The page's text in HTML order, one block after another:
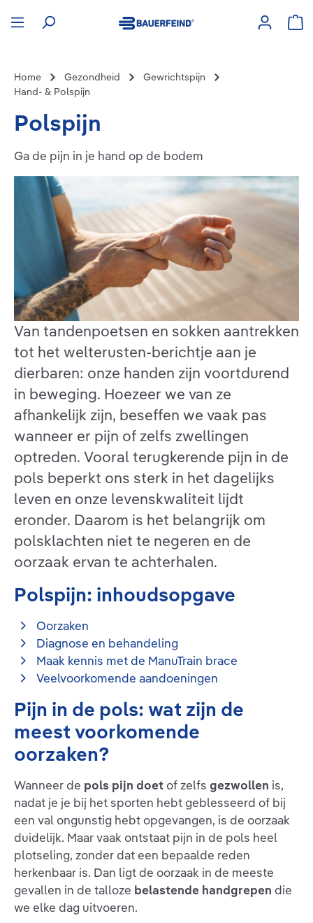
Home Gezondheid
Gewrichtspijn
Hand- & Polspijn
Polspijn
Ga de pijn in je hand op de bodem
Van tandenpoetsen en sokken aantrekken
tot het welterusten-berichtje aan je
dierbaren: onze handen zijn voortdurend
in beweging. Hoezeer we van ze
afhankelijk zijn, beseffen we vaak pas
wanneer er pijn of zelfs zwellingen
optreden. Vooral terugkerende pijn in de
pols beperkt ons sterk in het dagelijks
leven en onze levenskwaliteit lijdt
eronder. Daarom is het belangrijk om
polsklachten niet te negeren en de
oorzaak ervan te achterhalen.
Polspijn: inhoudsopgave
Oorzaken
Diagnose en behandeling
Maak kennis met de ManuTrain brace
Veelvoorkomende aandoeningen
Pijn in de pols: wat zijn de
meest voorkomende
oorzaken?
Wanneer de pols pijn doet of zelfs gezwollen is,
nadat je je bij het sporten hebt geblesseerd of bij
een val ongunstig hebt opgevangen, is de oorzaak
duidelijk. Maar vaak ontstaat pijn in de pols heel
plotseling, zonder dat een bepaalde reden
herkenbaar is. Dan ligt de oorzaak in de meeste
gevallen in de talloze belastende handgrepen die
we elke dag uitvoeren.